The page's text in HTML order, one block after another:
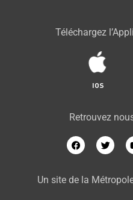
Téléchargez
IOS
Retrouvez
Un site de la